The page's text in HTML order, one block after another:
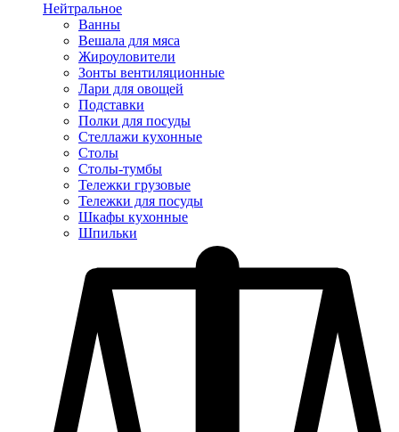
Нейтральное
Ванны
Вешала для мяса
Жироуловители
Зонты вентиляционные
Лари для овощей
Подставки
Полки для посуды
Стеллажи кухонные
Столы
Столы-тумбы
Тележки грузовые
Тележки для посуды
Шкафы кухонные
Шпильки